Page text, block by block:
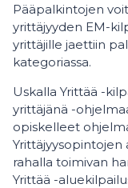
Pääpalkintojen
yrittäjyyden EM-
yrittäjille jaettiin
kategoriassa.
Uskalla Yrittää -
yrittäjänä -
opiskelleet
rahalla toimivan
Yrittää -